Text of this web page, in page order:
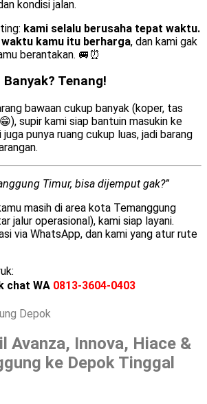
kondisi jalan.
kami selalu berusaha tepat waktu.
waktu kamu itu berharga, dan kami gak
berantakan. 🚐⏰
Tenang!
bawaan cukup banyak (koper, tas
supir kami siap bantuin masukin ke
juga punya ruang cukup luas, jadi barang
Timur, bisa dijemput gak?”
masih di area kota Temanggung
jalur operasional), kami siap layani.
via WhatsApp, dan kami yang atur rute
chat WA 0813-3604-0403
Avanza, Innova, Hiace &
ke Depok Tinggal